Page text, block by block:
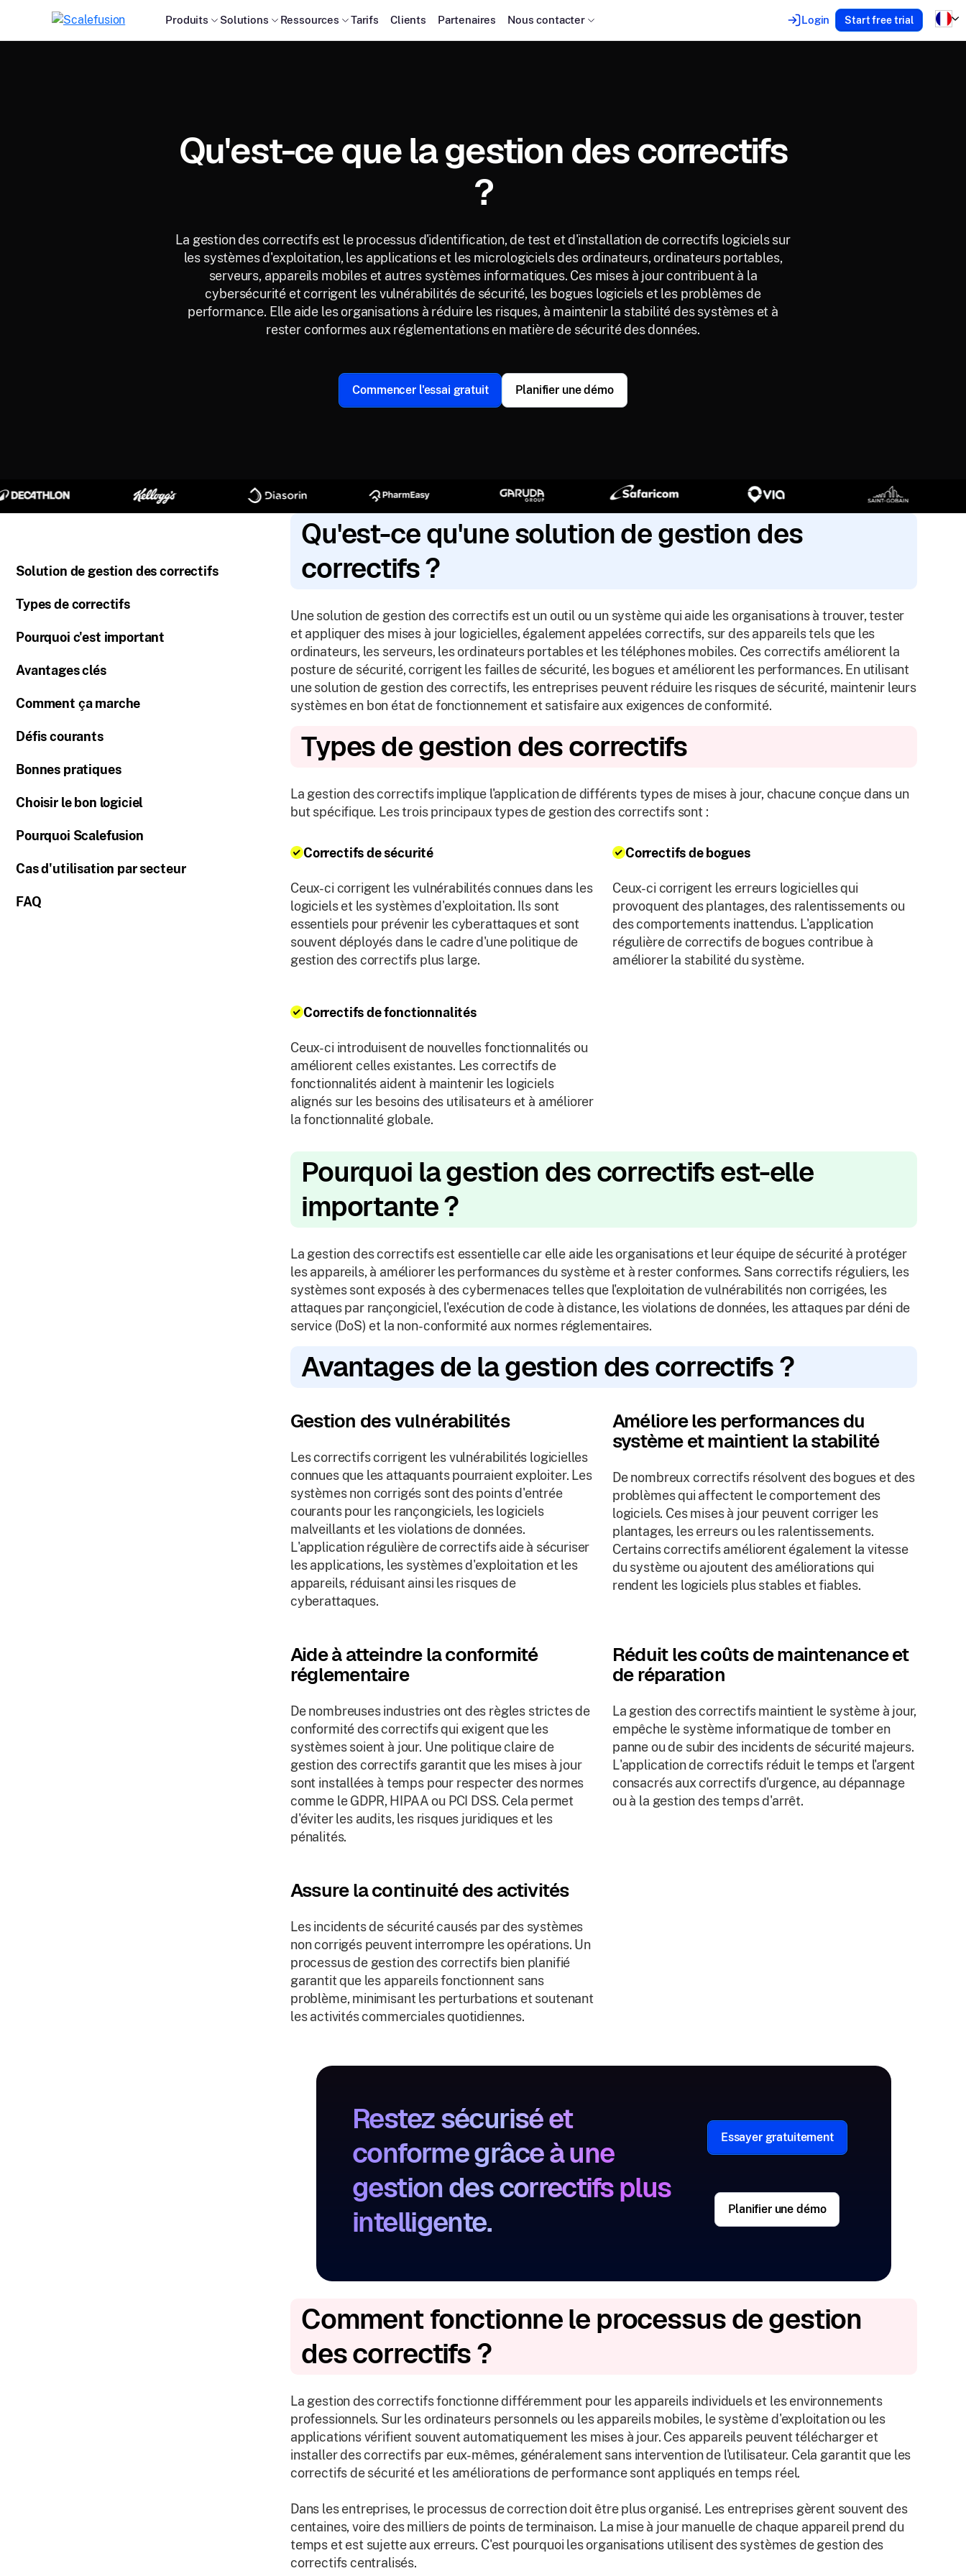
Produits Solutions Ressources Tarifs Clients Partenaires Nous contacter Login Start free trial
Qu'est-ce que la gestion des correctifs
?
La gestion des correctifs est le processus d'identification, de test et d'installation de correctifs logiciels sur
les systèmes d'exploitation, les applications et les micrologiciels des ordinateurs, ordinateurs portables,
serveurs, appareils mobiles et autres systèmes informatiques. Ces mises à jour contribuent à la
cybersécurité et corrigent les vulnérabilités de sécurité, les bogues logiciels et les problèmes de
performance. Elle aide les organisations à réduire les risques, à maintenir la stabilité des systèmes et à
rester conformes aux réglementations en matière de sécurité des données.
Commencer l'essai gratuit Planifier une démo
Solution de gestion des correctifs
Types de correctifs
Pourquoi c'est important
Avantages clés
Comment ça marche
Défis courants
Bonnes pratiques
Choisir le bon logiciel
Pourquoi Scalefusion
Cas d'utilisation par secteur
FAQ
Qu'est-ce qu'une solution de gestion des
correctifs ?
Une solution de gestion des correctifs est un outil ou un système qui aide les organisations à trouver, tester
et appliquer des mises à jour logicielles, également appelées correctifs, sur des appareils tels que les
ordinateurs, les serveurs, les ordinateurs portables et les téléphones mobiles. Ces correctifs améliorent la
posture de sécurité, corrigent les failles de sécurité, les bogues et améliorent les performances. En utilisant
une solution de gestion des correctifs, les entreprises peuvent réduire les risques de sécurité, maintenir leurs
systèmes en bon état de fonctionnement et satisfaire aux exigences de conformité.
Types de gestion des correctifs
La gestion des correctifs implique l'application de différents types de mises à jour, chacune conçue dans un
but spécifique. Les trois principaux types de gestion des correctifs sont :
Correctifs de sécurité
Ceux-ci corrigent les vulnérabilités connues dans les
logiciels et les systèmes d'exploitation. Ils sont
essentiels pour prévenir les cyberattaques et sont
souvent déployés dans le cadre d'une politique de
gestion des correctifs plus large.
Correctifs de bogues
Ceux-ci corrigent les erreurs logicielles qui
provoquent des plantages, des ralentissements ou
des comportements inattendus. L'application
régulière de correctifs de bogues contribue à
améliorer la stabilité du système.
Correctifs de fonctionnalités
Ceux-ci introduisent de nouvelles fonctionnalités ou
améliorent celles existantes. Les correctifs de
fonctionnalités aident à maintenir les logiciels
alignés sur les besoins des utilisateurs et à améliorer
la fonctionnalité globale.
Pourquoi la gestion des correctifs est-elle
importante ?
La gestion des correctifs est essentielle car elle aide les organisations et leur équipe de sécurité à protéger
les appareils, à améliorer les performances du système et à rester conformes. Sans correctifs réguliers, les
systèmes sont exposés à des cybermenaces telles que l'exploitation de vulnérabilités non corrigées, les
attaques par rançongiciel, l'exécution de code à distance, les violations de données, les attaques par déni de
service (DoS) et la non-conformité aux normes réglementaires.
Avantages de la gestion des correctifs ?
Gestion des vulnérabilités
Les correctifs corrigent les vulnérabilités logicielles
connues que les attaquants pourraient exploiter. Les
systèmes non corrigés sont des points d'entrée
courants pour les rançongiciels, les logiciels
malveillants et les violations de données.
L'application régulière de correctifs aide à sécuriser
les applications, les systèmes d'exploitation et les
appareils, réduisant ainsi les risques de
cyberattaques.
Améliore les performances du
système et maintient la stabilité
De nombreux correctifs résolvent des bogues et des
problèmes qui affectent le comportement des
logiciels. Ces mises à jour peuvent corriger les
plantages, les erreurs ou les ralentissements.
Certains correctifs améliorent également la vitesse
du système ou ajoutent des améliorations qui
rendent les logiciels plus stables et fiables.
Aide à atteindre la conformité
réglementaire
De nombreuses industries ont des règles strictes de
conformité des correctifs qui exigent que les
systèmes soient à jour. Une politique claire de
gestion des correctifs garantit que les mises à jour
sont installées à temps pour respecter des normes
comme le GDPR, HIPAA ou PCI DSS. Cela permet
d'éviter les audits, les risques juridiques et les
pénalités.
Réduit les coûts de maintenance et
de réparation
La gestion des correctifs maintient le système à jour,
empêche le système informatique de tomber en
panne ou de subir des incidents de sécurité majeurs.
L'application de correctifs réduit le temps et l'argent
consacrés aux correctifs d'urgence, au dépannage
ou à la gestion des temps d'arrêt.
Assure la continuité des activités
Les incidents de sécurité causés par des systèmes
non corrigés peuvent interrompre les opérations. Un
processus de gestion des correctifs bien planifié
garantit que les appareils fonctionnent sans
problème, minimisant les perturbations et soutenant
les activités commerciales quotidiennes.
Restez sécurisé et
conforme grâce à une
gestion des correctifs plus
intelligente.
Essayer gratuitement
Planifier une démo
Comment fonctionne le processus de gestion
des correctifs ?
La gestion des correctifs fonctionne différemment pour les appareils individuels et les environnements
professionnels. Sur les ordinateurs personnels ou les appareils mobiles, le système d'exploitation ou les
applications vérifient souvent automatiquement les mises à jour. Ces appareils peuvent télécharger et
installer des correctifs par eux-mêmes, généralement sans intervention de l'utilisateur. Cela garantit que les
correctifs de sécurité et les améliorations de performance sont appliqués en temps réel.
Dans les entreprises, le processus de correction doit être plus organisé. Les entreprises gèrent souvent des
centaines, voire des milliers de points de terminaison. La mise à jour manuelle de chaque appareil prend du
temps et est sujette aux erreurs. C'est pourquoi les organisations utilisent des systèmes de gestion des
correctifs centralisés.